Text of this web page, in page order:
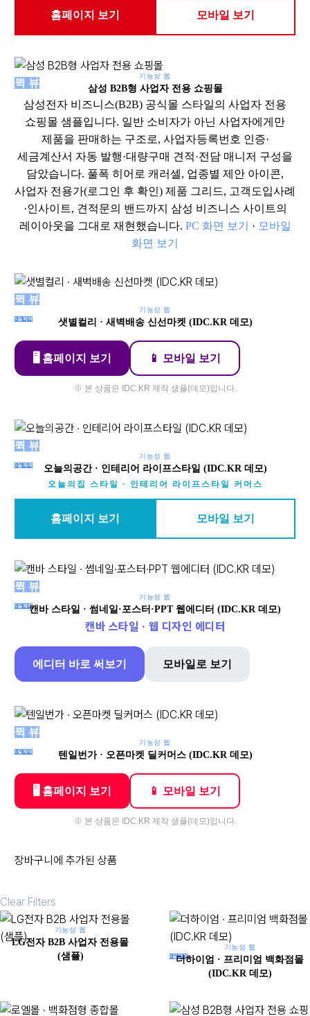
홈페이지 보기 모바일 보기
퀵 뷰
기능성 웹
삼성 B2B형 사업자 전용 쇼핑몰
삼성전자 비즈니스(B2B) 공식몰 스타일의 사업자 전용
쇼핑몰 샘플입니다. 일반 소비자가 아닌 사업자에게만
제품을 판매하는 구조로, 사업자등록번호 인증·
세금계산서 자동 발행·대량구매 견적·전담 매니저 구성을
담았습니다. 풀폭 히어로 캐러셀, 업종별 제안 아이콘,
사업자 전용가(로그인 후 확인) 제품 그리드, 고객도입사례
·인사이트, 견적문의 밴드까지 삼성 비즈니스 사이트의
레이아웃을 그대로 재현했습니다. PC 화면 보기 · 모바일
화면 보기
퀵 뷰
5일제작
기능성 웹
샛별컬리 · 새벽배송 신선마켓 (IDC.KR 데모)
🖥 홈페이지 보기 📱 모바일 보기
※ 본 상품은 IDC.KR 제작 샘플(데모)입니다.
퀵 뷰
5일제작
기능성 웹
오늘의공간 · 인테리어 라이프스타일 (IDC.KR 데모)
오늘의집 스타일 · 인테리어 라이프스타일 커머스
홈페이지 보기 모바일 보기
퀵 뷰
5일제작
기능성 웹
캔바 스타일 · 썸네일·포스터·PPT 웹에디터 (IDC.KR 데모)
캔바 스타일 · 웹 디자인 에디터
에디터 바로 써보기 모바일로 보기
퀵 뷰
5일제작
기능성 웹
텐일번가 · 오픈마켓 딜커머스 (IDC.KR 데모)
🖥 홈페이지 보기 📱 모바일 보기
※ 본 상품은 IDC.KR 제작 샘플(데모)입니다.
장바구니에 추가된 상품
Clear Filters
기능성 웹
LG전자 B2B 사업자 전용몰
(샘플)
5일제작
기능성 웹
더하이엄 · 프리미엄 백화점몰
(IDC.KR 데모)